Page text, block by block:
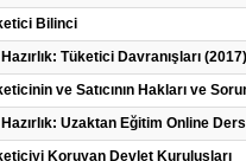
Bilinci
Tüketici Davranışları
ve Satıcının Hakları ve
Uzaktan Eğitim Online
Koruyan Devlet Kuruluşları